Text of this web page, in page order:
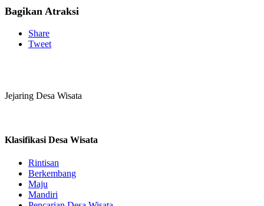
Bagikan Atraksi
Share
Tweet
Jejaring Desa Wisata
Klasifikasi Desa Wisata
Rintisan
Berkembang
Maju
Mandiri